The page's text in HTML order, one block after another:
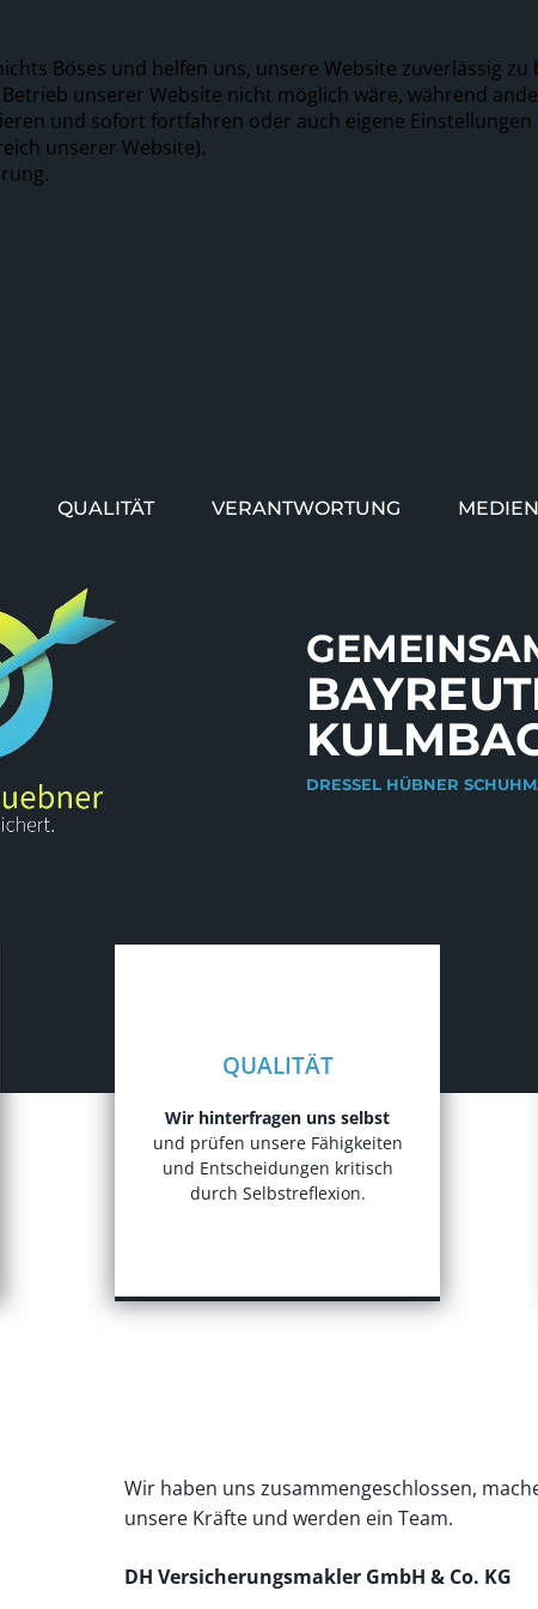
Böses und helfen uns, unsere Website zuverlässig zu
unserer Website nicht möglich wäre, während
und sofort fortfahren oder auch eigene
unserer Website).
QUALITÄT VERANTWORTUNG MEDIEN
DRESSEL HÜBNER
QUALITÄT
Wir hinterfragen uns selbst
und prüfen unsere Fähigkeiten
und Entscheidungen kritisch
durch Selbstreflexion.
Wir haben uns zusammengeschlossen,
unsere Kräfte und werden ein Team.
DH Versicherungsmakler GmbH & Co. KG